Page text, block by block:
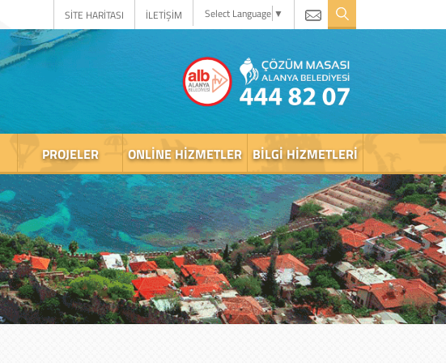
SİTE HARİTASI İLETİŞİM Select Language ▼
PROJELER ONLINE HIZMETLER BILGI HIZMETLERI